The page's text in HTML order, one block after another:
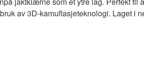
av 3D-kamuflasjeteknologi. Laget i